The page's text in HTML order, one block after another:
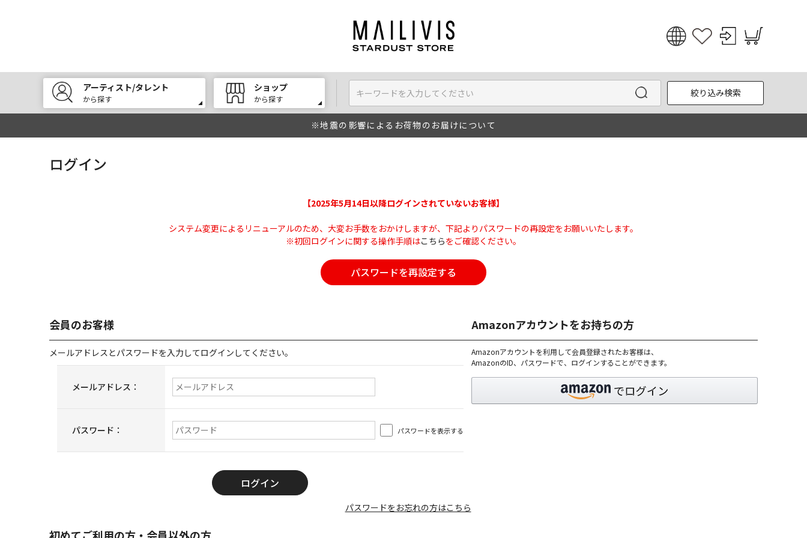
English
한국어
アーティスト/タレント
から探す
ショップ
から探す
絞り込み検索
※地震の影響によるお荷物のお届けについて
ログイン
【2025年5月14日以降ログインされていないお客様】
システム変更によるリニューアルのため、大変お手数をおかけしますが、下記よりパスワードの再設定をお願いいたします。
※初回ログインに関する操作手順はこちらをご確認ください。
パスワードを再設定する
会員のお客様
メールアドレスとパスワードを入力してログインしてください。
メールアドレス：
パスワード： パスワードを表示する
パスワードをお忘れの方はこちら
Amazonアカウントをお持ちの方
Amazonアカウントを利用して会員登録されたお客様は、
AmazonのID、パスワードで、ログインすることができます。